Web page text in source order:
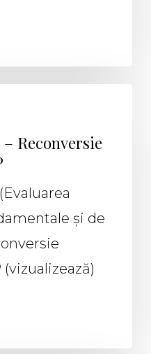
Reconversie
și de